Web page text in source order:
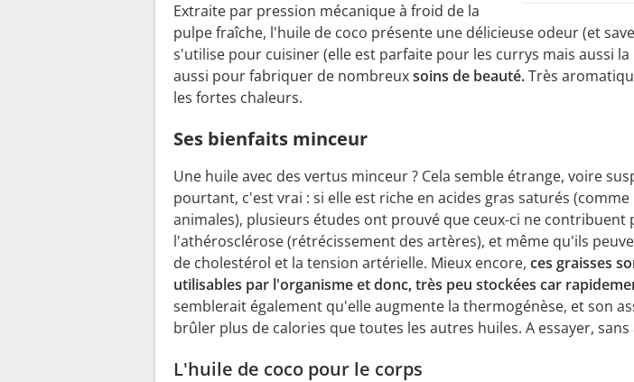
Extraite par pression mécanique à froid de la
pulpe fraîche, l'huile de coco présente une délicieuse odeur (et
s'utilise pour cuisiner (elle est parfaite pour les currys mais aussi la
aussi pour fabriquer de nombreuxsoins de beauté.Très
les fortes chaleurs.
Ses bienfaits minceur
Une huile avec des vertus minceur ? Cela semble étrange, voire
pourtant, c'est vrai : si elle est riche en acides gras saturés (comme
animales), plusieurs études ont prouvé que ceux-ci ne contribuent
l'athérosclérose (rétrécissement des artères), et même qu'ils
de cholestérol et la tension artérielle. Mieux encore, ces graisses
utilisables par l'organisme et donc, très peu stockées car
semblerait également qu'elle augmente la thermogénèse, et son
brûler plus de calories que toutes les autres huiles. A essayer,
L'huile de coco pour le corps